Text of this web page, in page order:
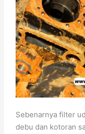
Sebenarnya filter
debu dan kotoran